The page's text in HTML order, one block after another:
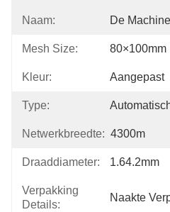
Naam: De
Mesh Size: 80×100mm
Kleur: Aangepast
Type:
Netwerkbreedte: 4300m
Draaddiameter: 1.64.2mm
Verpakking
Details:
Naakte